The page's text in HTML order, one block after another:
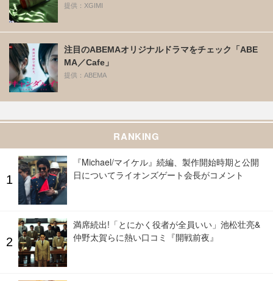
提供：XGIMI
注目のABEMAオリジナルドラマをチェック「ABE
MA／Cafe」
提供：ABEMA
RANKING
『Michael/マイケル』続編、製作開始時期と公開
日についてライオンズゲート会長がコメント
満席続出!「とにかく役者が全員いい」池松壮亮&
仲野太賀らに熱い口コミ『開戦前夜』